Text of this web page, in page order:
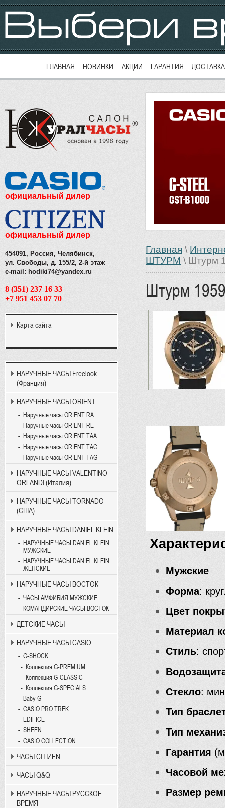
ГЛАВНАЯ НОВИНКИ АКЦИИ ГАРАНТИЯ ДОСТАВКА
Главная \
ШТУРМ \ Штурм
Штурм
Мужские
Форма:
Цвет
Материал
Стиль:
Стекло:
Тип
Тип
Гарантия
Часовой
Размер
официальный дилер
официальный дилер
454091, Россия, Челябинск,
ул. Свободы, д. 155/2, 2-й этаж
e-mail: hodiki74@yandex.ru
8 (351) 237 16 33
+7 951 453 07 70
Карта сайта
НАРУЧНЫЕ ЧАСЫ Freelook
(Франция)
НАРУЧНЫЕ ЧАСЫ ORIENT
Наручные часы ORIENT RA
Наручные часы ORIENT RE
Наручные часы ORIENT TAA
Наручные часы ORIENT TAC
Наручные часы ORIENT TAG
НАРУЧНЫЕ ЧАСЫ VALENTINO
ORLANDI (Италия)
НАРУЧНЫЕ ЧАСЫ TORNADO
(США)
НАРУЧНЫЕ ЧАСЫ DANIEL KLEIN
НАРУЧНЫЕ ЧАСЫ DANIEL KLEIN
МУЖСКИЕ
НАРУЧНЫЕ ЧАСЫ DANIEL KLEIN
ЖЕНСКИЕ
НАРУЧНЫЕ ЧАСЫ ВОСТОК
ЧАСЫ АМФИБИЯ МУЖСКИЕ
КОМАНДИРСКИЕ ЧАСЫ ВОСТОК
ДЕТСКИЕ ЧАСЫ
НАРУЧНЫЕ ЧАСЫ CASIO
G-SHOCK
Коллекция G-PREMIUM
Коллекция G-CLASSIC
Коллекция G-SPECIALS
Baby-G
CASIO PRO TREK
EDIFICE
SHEEN
CASIO COLLECTION
ЧАСЫ CITIZEN
ЧАСЫ Q&Q
НАРУЧНЫЕ ЧАСЫ РУССКОЕ
ВРЕМЯ